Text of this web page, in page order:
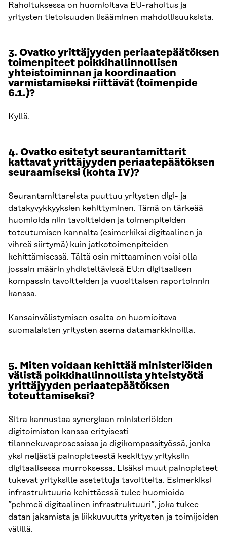
Rahoituksessa on huomioitava EU-rahoitus ja
yritysten tietoisuuden lisääminen mahdollisuuksista.
3. Ovatko yrittäjyyden periaatepäätöksen
toimenpiteet poikkihallinnollisen
yhteistoiminnan ja koordinaation
varmistamiseksi riittävät (toimenpide
6.1.)?
Kyllä.
4. Ovatko esitetyt seurantamittarit
kattavat yrittäjyyden periaatepäätöksen
seuraamiseksi (kohta IV)?
Seurantamittareista puuttuu yritysten digi- ja
datakyvykkyyksien kehittyminen. Tämä on tärkeää
huomioida niin tavoitteiden ja toimenpiteiden
toteutumisen kannalta (esimerkiksi digitaalinen ja
vihreä siirtymä) kuin jatkotoimenpiteiden
kehittämisessä. Tältä osin mittaaminen voisi olla
jossain määrin yhdisteltävissä EU:n digitaalisen
kompassin tavoitteiden ja vuosittaisen raportoinnin
kanssa.
Kansainvälistymisen osalta on huomioitava
suomalaisten yritysten asema datamarkkinoilla.
5. Miten voidaan kehittää ministeriöiden
välistä poikkihallinnollista yhteistyötä
yrittäjyyden periaatepäätöksen
toteuttamiseksi?
Sitra kannustaa synergiaan ministeriöiden
digitoimiston kanssa erityisesti
tilannekuvaprosessissa ja digikompassityössä, jonka
yksi neljästä painopisteestä keskittyy yrityksiin
digitaalisessa murroksessa. Lisäksi muut painopisteet
tukevat yrityksille asetettuja tavoitteita. Esimerkiksi
infrastruktuuria kehittäessä tulee huomioida
”pehmeä digitaalinen infrastruktuuri”, joka tukee
datan jakamista ja liikkuvuutta yritysten ja toimijoiden
välillä.